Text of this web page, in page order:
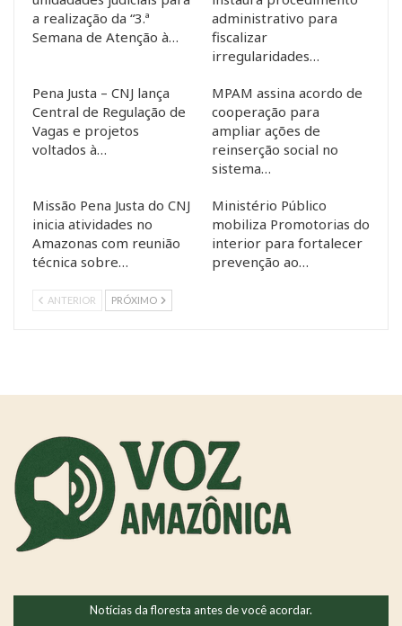
a realização da “3.ª
Semana de Atenção à…
administrativo para
fiscalizar
irregularidades…
Pena Justa – CNJ lança
Central de Regulação de
Vagas e projetos
voltados à…
MPAM assina acordo de
cooperação para
ampliar ações de
reinserção social no
sistema…
Missão Pena Justa do CNJ
inicia atividades no
Amazonas com reunião
técnica sobre…
Ministério Público
mobiliza Promotorias do
interior para fortalecer
prevenção ao…
ANTERIOR PRÓXIMO
Notícias da floresta antes de você acordar.